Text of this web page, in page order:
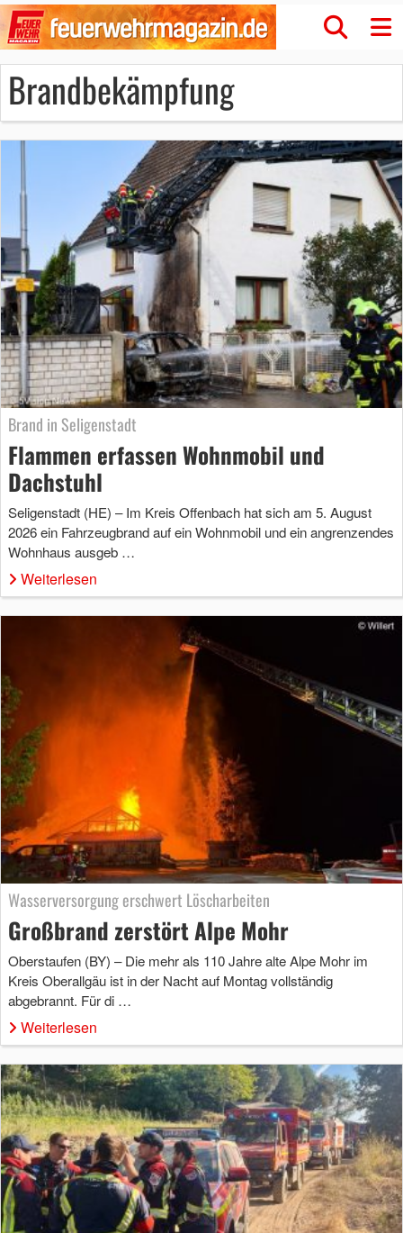
Brandbekämpfung
Brand in Seligenstadt
Flammen erfassen Wohnmobil und
Dachstuhl
Seligenstadt (HE) – Im Kreis Offenbach hat sich am 5. August
2026 ein Fahrzeugbrand auf ein Wohnmobil und ein angrenzendes
Wohnhaus ausgeb …
Weiterlesen
Wasserversorgung erschwert Löscharbeiten
Großbrand zerstört Alpe Mohr
Oberstaufen (BY) – Die mehr als 110 Jahre alte Alpe Mohr im
Kreis Oberallgäu ist in der Nacht auf Montag vollständig
abgebrannt. Für di …
Weiterlesen